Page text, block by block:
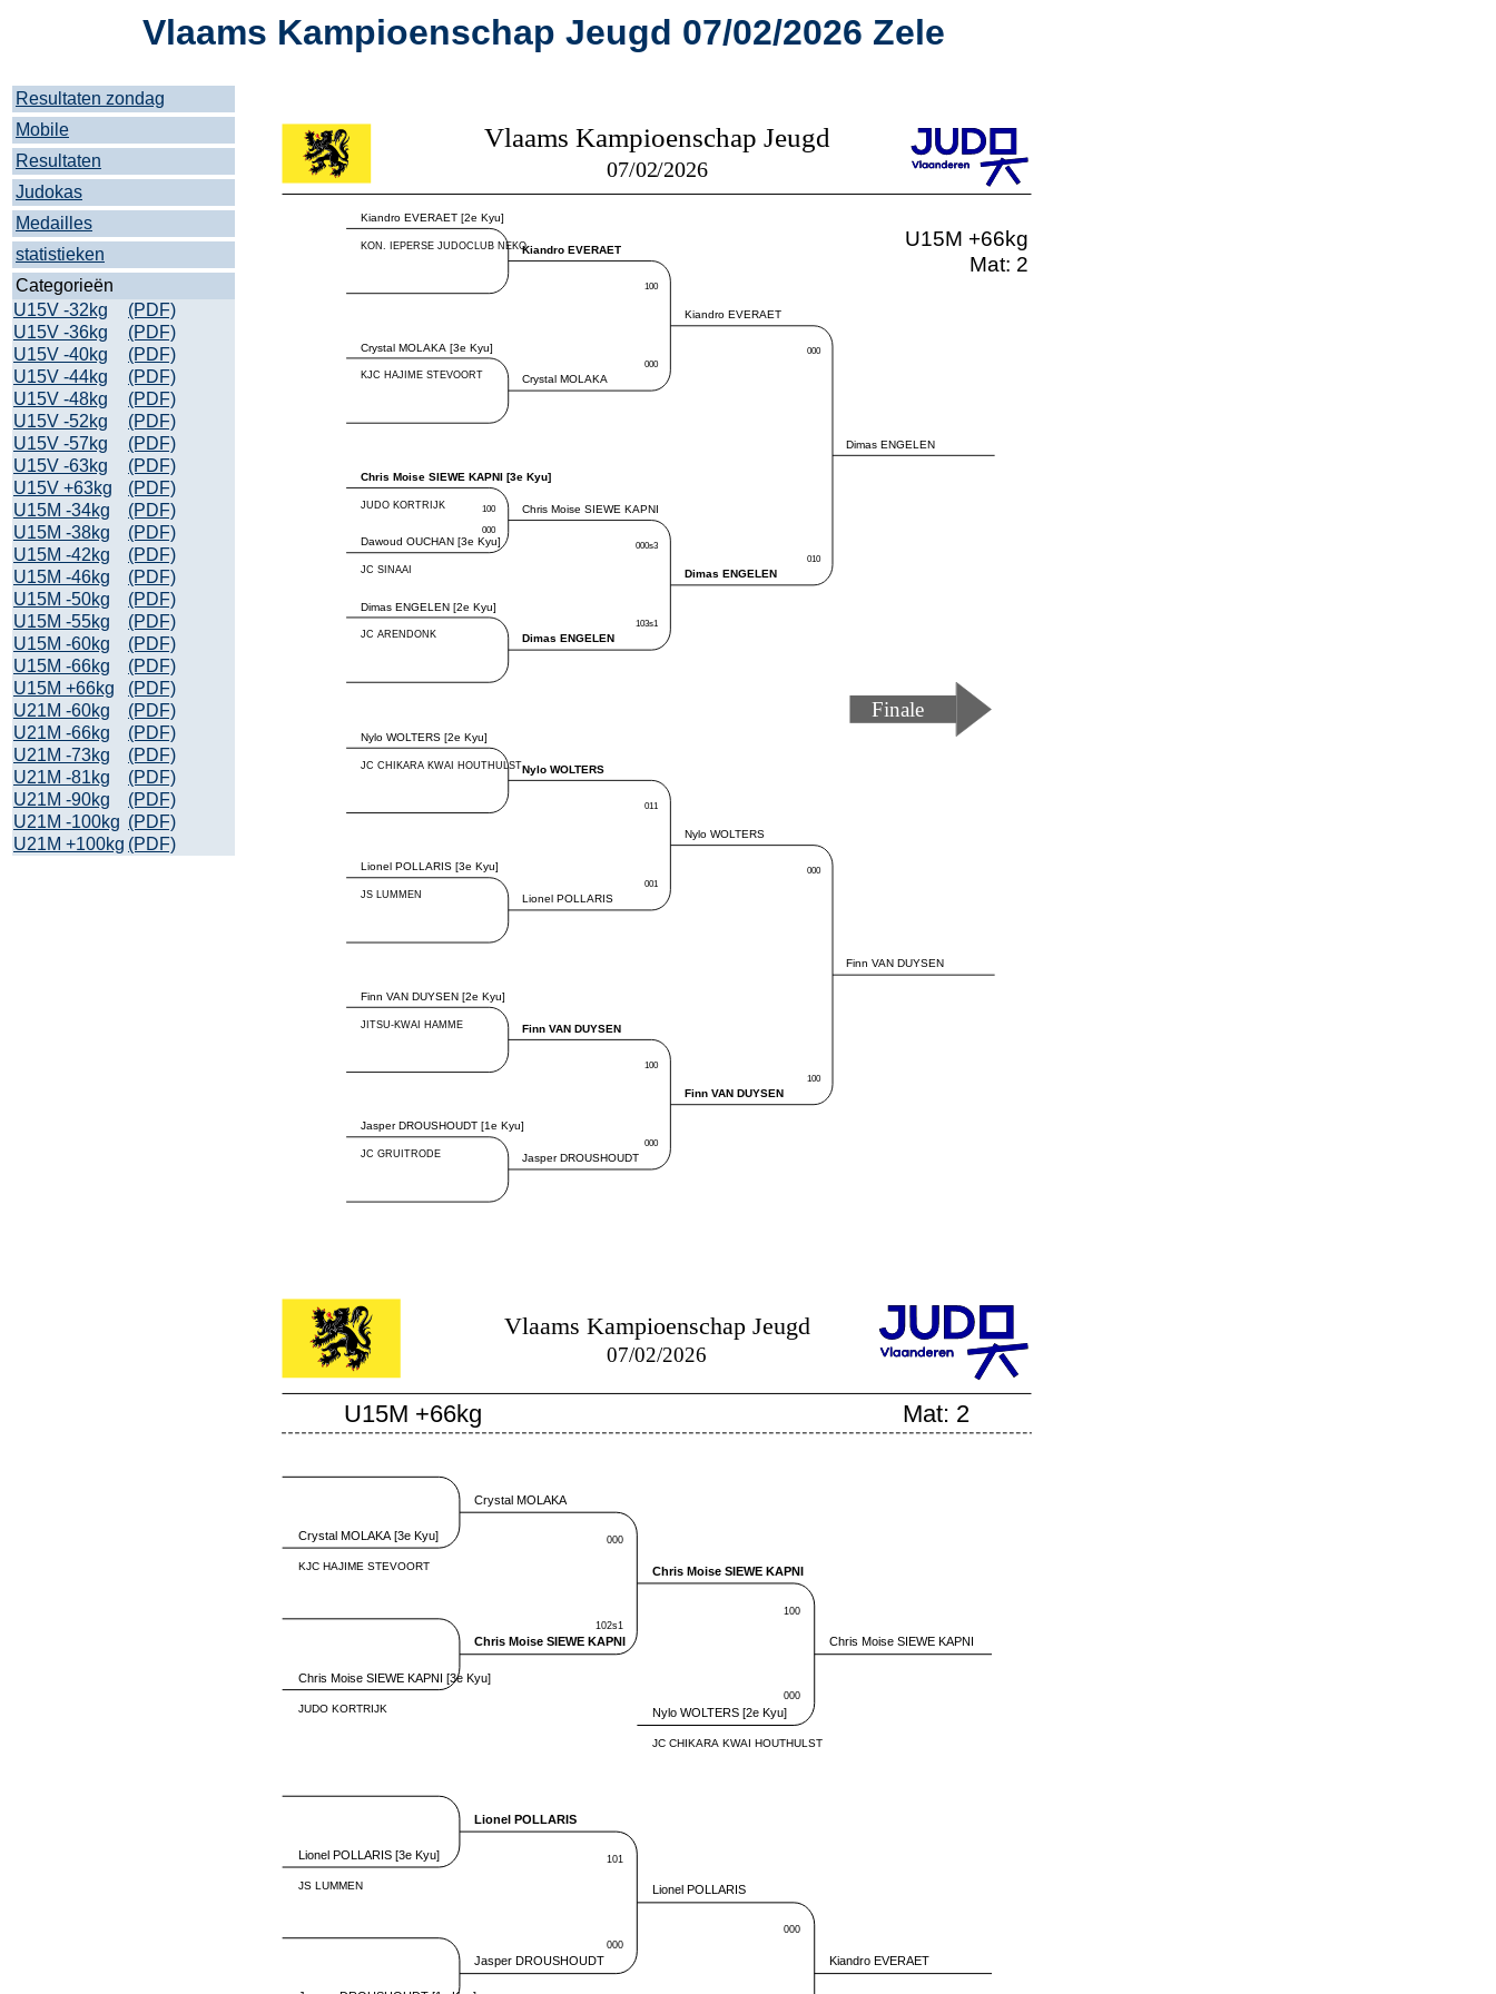
Vlaams Kampioenschap Jeugd 07/02/2026 Zele
Resultaten zondag
Mobile
Resultaten
Judokas
Medailles
statistieken
Categorieën
U15V -32kg
(PDF)
U15V -36kg
(PDF)
U15V -40kg
(PDF)
U15V -44kg
(PDF)
U15V -48kg
(PDF)
U15V -52kg
(PDF)
U15V -57kg
(PDF)
U15V -63kg
(PDF)
U15V +63kg
(PDF)
U15M -34kg
(PDF)
U15M -38kg
(PDF)
U15M -42kg
(PDF)
U15M -46kg
(PDF)
U15M -50kg
(PDF)
U15M -55kg
(PDF)
U15M -60kg
(PDF)
U15M -66kg
(PDF)
U15M +66kg
(PDF)
U21M -60kg
(PDF)
U21M -66kg
(PDF)
U21M -73kg
(PDF)
U21M -81kg
(PDF)
U21M -90kg
(PDF)
U21M -100kg (PDF)
U21M +100kg (PDF)